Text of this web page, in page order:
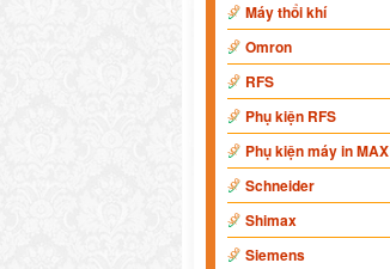
Máy thổi khí
Omron
RFS
Phụ kiện RFS
Phụ kiện máy in MAX
Schneider
Shimax
Siemens